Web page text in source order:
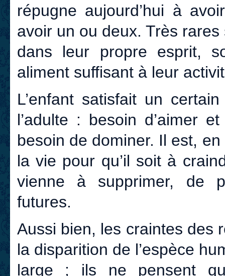
répugne aujourd’hui à
avoir un ou deux. Très
dans leur propre esprit,
aliment suffisant à leur
L’enfant satisfait un
l’adulte : besoin d’aimer
besoin de dominer. Il est,
la vie pour qu’il soit à
vienne à supprimer, de
futures.
Aussi bien, les craintes des
la disparition de l’espèce
large ; ils ne pensent